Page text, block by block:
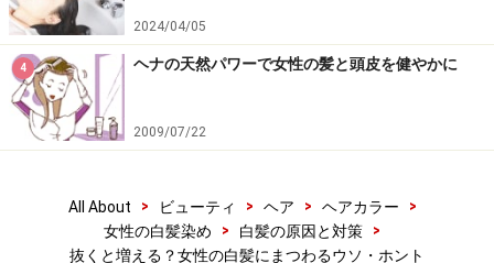
2024/04/05
4 ヘナの天然パワーで女性の髪と頭皮を健やかに
2009/07/22
All About > ビューティ > ヘア > ヘアカラー
>
女性の白髪染め
> 白髪の原因と対策
>
抜くと増える？女性の白髪にまつわるウソ・ホント